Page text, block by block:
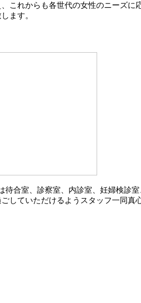
これからも各世代の女性のニーズ
ます。
待合室、診察室、内診室、妊婦検診
していただけるようスタッフ一同真